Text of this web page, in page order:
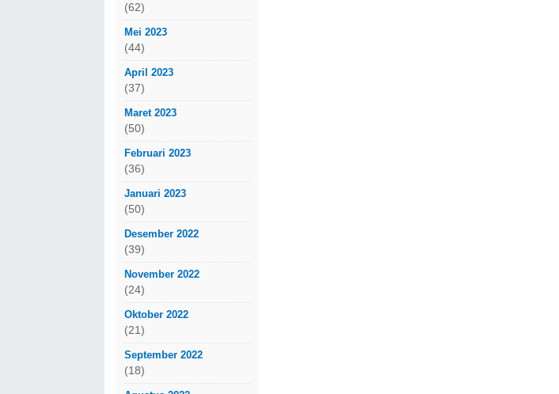
(62)
Mei 2023
(44)
April 2023
(37)
Maret 2023
(50)
Februari 2023
(36)
Januari 2023
(50)
Desember 2022
(39)
November 2022
(24)
Oktober 2022
(21)
September 2022
(18)